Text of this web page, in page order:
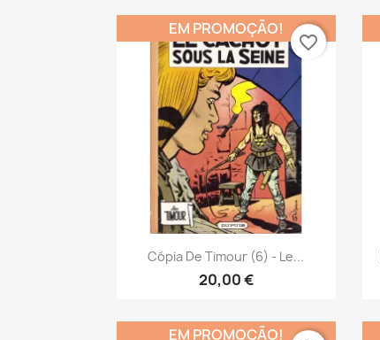
Vista rápida
Cópia De Timour (6) - Le...
20,00 €
EM PROMOÇÃO!
favorite_border
EM PROMOÇÃO!